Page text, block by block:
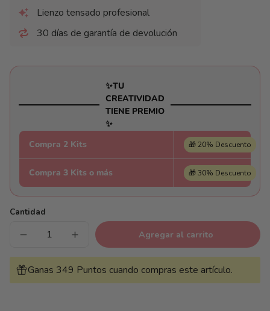
Lienzo tensado profesional
30 días de garantía de devolución
✨TU
CREATIVIDAD
TIENE PREMIO
✨
Compra 2 Kits
🎁 20% Descuento
Compra 3 Kits o más 🎁 30% Descuento
Cantidad
Reducir
para
Libreria
biblioteca
-
Aumentar
cantidad
para
Libreria
biblioteca
-
Agregar al carrito
Ganas 349 Puntos cuando compras este artículo.